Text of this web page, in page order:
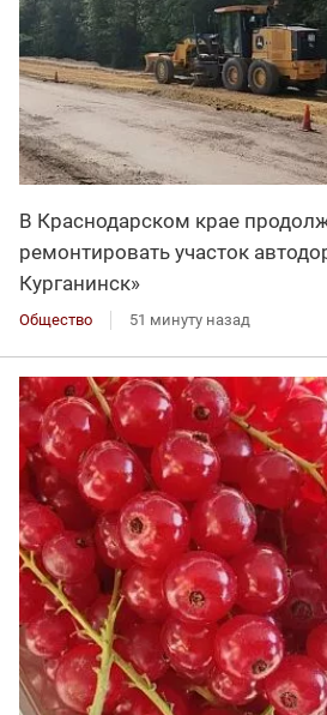
В Краснодарском крае
ремонтировать участок
Курганинск»
Общество 51 минуту назад